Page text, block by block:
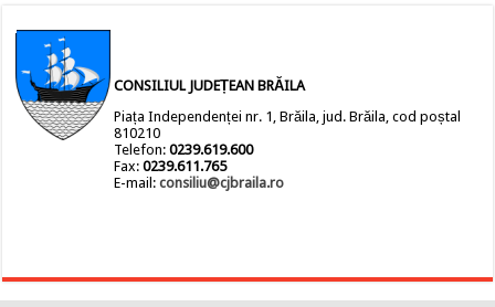
CONSILIUL JUDEȚEAN BRĂILA
Piața Independenței nr. 1, Brăila, jud. Brăila, cod poștal
810210
Telefon:0239.619.600
Fax:0239.611.765
E-mail:consiliu@cjbraila.ro